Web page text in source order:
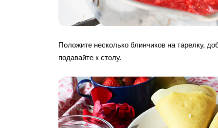
Положите несколько блинчиков на тарелку,
подавайте к столу.